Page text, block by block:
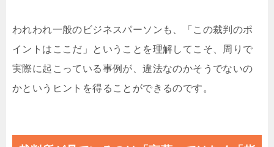
われわれ一般のビジネスパーソンも、「この裁判のポ
イントはここだ」ということを理解してこそ、周りで
実際に起こっている事例が、違法なのかそうでないの
かというヒントを得ることができるのです。